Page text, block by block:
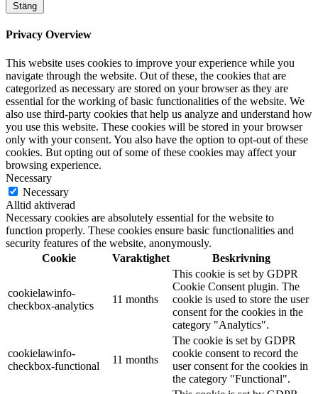
Stäng
Privacy Overview
This website uses cookies to improve your experience while you
navigate through the website. Out of these, the cookies that are
categorized as necessary are stored on your browser as they are
essential for the working of basic functionalities of the website. We
also use third-party cookies that help us analyze and understand how
you use this website. These cookies will be stored in your browser
only with your consent. You also have the option to opt-out of these
cookies. But opting out of some of these cookies may affect your
browsing experience.
Necessary
Necessary
Alltid aktiverad
Necessary cookies are absolutely essential for the website to
function properly. These cookies ensure basic functionalities and
security features of the website, anonymously.
Cookie
Varaktighet Beskrivning
cookielawinfo-
checkbox-analytics
11 months
This cookie is set by GDPR
Cookie Consent plugin. The
cookie is used to store the user
consent for the cookies in the
category "Analytics".
cookielawinfo-
checkbox-functional
11 months
The cookie is set by GDPR
cookie consent to record the
user consent for the cookies in
the category "Functional".